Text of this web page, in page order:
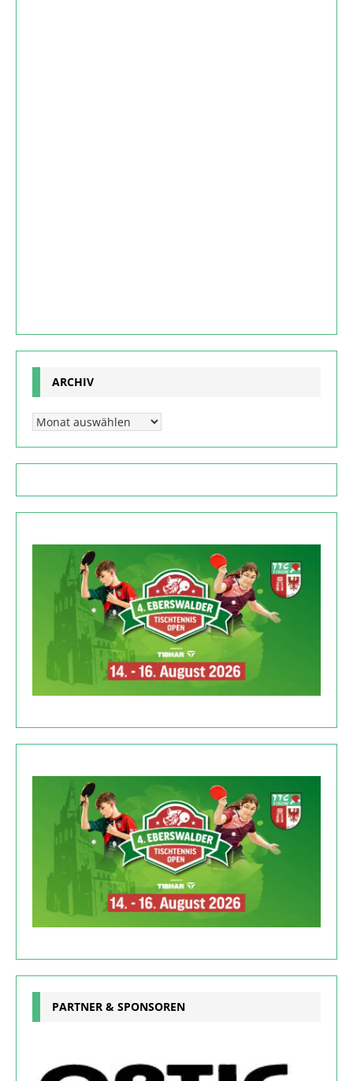
ARCHIV
PARTNER & SPONSOREN